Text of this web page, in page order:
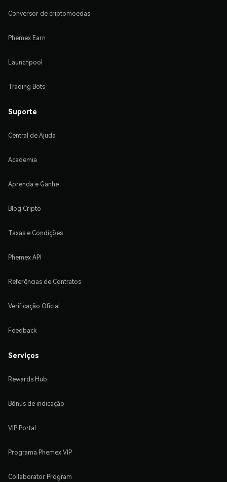
Conversor de criptomoedas
Phemex Earn
Launchpool
Trading Bots
Suporte
Central de Ajuda
Academia
Aprenda e Ganhe
Blog Cripto
Taxas e Condições
Phemex API
Referências de Contratos
Verificação Oficial
Feedback
Serviços
Rewards Hub
Bônus de indicação
VIP Portal
Programa Phemex VIP
Collaborator Program